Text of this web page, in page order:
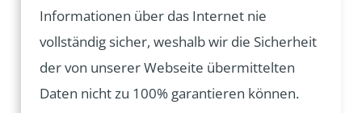
Informationen über das Internet nie
vollständig sicher, weshalb wir die Sicherheit
der von unserer Webseite übermittelten
Daten nicht zu 100% garantieren können.